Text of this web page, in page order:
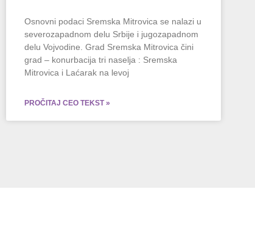
Osnovni podaci Sremska Mitrovica se nalazi u
severozapadnom delu Srbije i jugozapadnom
delu Vojvodine. Grad Sremska Mitrovica čini
grad – konurbacija tri naselja : Sremska
Mitrovica i Laćarak na levoj
PROČITAJ CEO TEKST »